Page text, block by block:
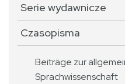
Serie wydawnicze
Czasopisma
Beiträge zur
Sprachwissenschaft